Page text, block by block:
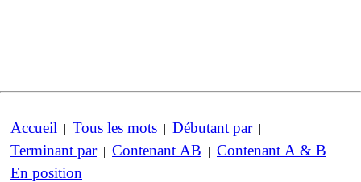
Accueil | Tous les mots | Débutant par|
Terminant par| Contenant AB | Contenant A & B |
En position